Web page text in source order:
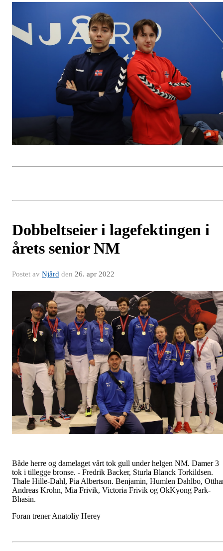
Dobbeltseier i lagefektingen i
årets senior NM
Postet av Njård den 26. apr 2022
Både herre og damelaget vårt tok gull under helgen NM. Damer 3
tok i tillegge bronse. - Fredrik Backer, Sturla Blanck Torkildsen.
Thale Hille-Dahl, Pia Albertson. Benjamin, Humlen Dahlbo,
Andreas Krohn, Mia Frivik, Victoria Frivik og OkKyong Park-
Bhasin.
Foran trener Anatoliy Herey